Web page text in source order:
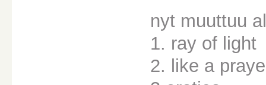
nyt muuttuu
1. ray of light
2. like a